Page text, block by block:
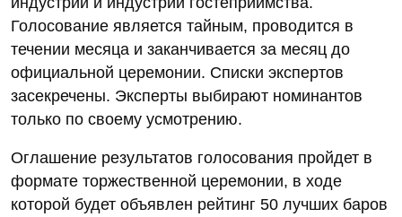
Голосование является тайным, проводится в
течении месяца и заканчивается за месяц до
официальной церемонии. Списки экспертов
засекречены. Эксперты выбирают номинантов
только по своему усмотрению.
Оглашение результатов голосования пройдет в
формате торжественной церемонии, в ходе
которой будет объявлен рейтинг 50 лучших баров